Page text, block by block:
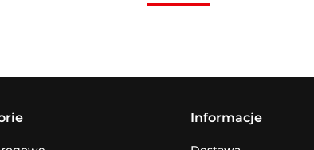
Informacje